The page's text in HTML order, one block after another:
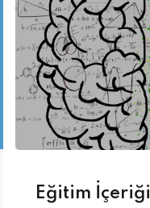
Eğitim İçeriği